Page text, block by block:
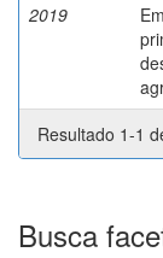
2019
Resultado 1-1
Busca